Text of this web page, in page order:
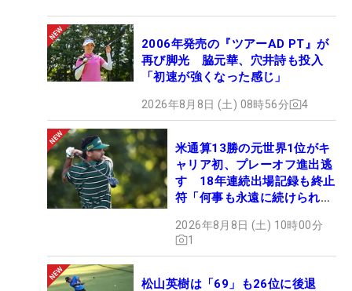
2006年発売の『ツアーAD PT』が
再び脚光 脇元華、穴井詩も投入
「初速が強くなった感じ」
2026年8月8日 (土) 08時56分 4
米通算13勝の元世界1位がキ
ャリア初、プレーオフ進出逃
す 18年連続出場記録も終止
符「何事も永遠に続けられな
2026年8月8日 (土) 10時00分
1
松山英樹は「69」も26位に後退